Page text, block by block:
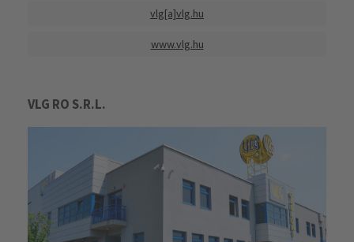
vlg[a]vlg.hu
www.vlg.hu
VLG RO S.R.L.